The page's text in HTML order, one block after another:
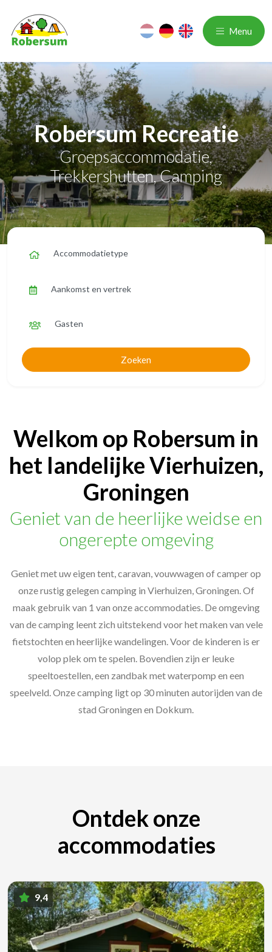
Menu
nl de en
Robersum Recreatie
Groepsaccommodatie,
Trekkershutten, Camping
Accommodatietype
Aankomst en vertrek
Gasten
Zoeken
Welkom op Robersum in
het landelijke Vierhuizen,
Groningen
Geniet van de heerlijke weidse en
ongerepte omgeving
Geniet met uw eigen tent, caravan, vouwwagen of camper op
onze rustig gelegen camping in Vierhuizen, Groningen. Of
maak gebruik van 1 van onze accommodaties. De omgeving
van de camping leent zich uitstekend voor het maken van vele
fietstochten en heerlijke wandelingen. Voor de kinderen is er
volop plek om te spelen. Bovendien zijn er leuke
speeltoestellen, een zandbak met waterpomp en een
speelveld. Onze camping ligt op 30 minuten autorijden van de
stad Groningen en Dokkum.
Ontdek onze
accommodaties
9,4